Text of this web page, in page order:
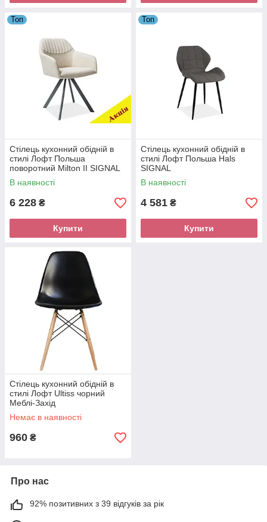
Топ
Стілець кухонний обідній в
стилі Лофт Польша
поворотний Milton II SIGNAL
В наявності
6 228 ₴
Купити
Топ
Стілець кухонний обідній в
стилі Лофт Польша Hals
SIGNAL
В наявності
4 581 ₴
Купити
Стілець кухонний обідній в
стилі Лофт Ultiss чорний
Меблі-Захід
Немає в наявності
960 ₴
Про нас
92% позитивних з 39 відгуків за рік